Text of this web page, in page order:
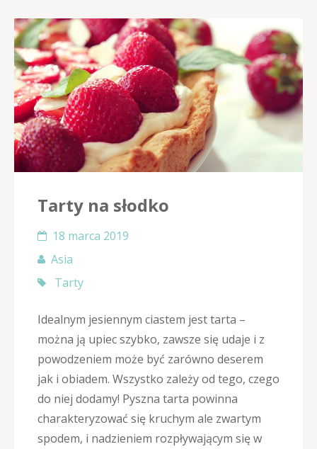
Tarty na słodko
18 marca 2019
Asia
Tarty
Idealnym jesiennym ciastem jest tarta –
można ją upiec szybko, zawsze się udaje i z
powodzeniem może być zarówno deserem
jak i obiadem. Wszystko zależy od tego, czego
do niej dodamy! Pyszna tarta powinna
charakteryzować się kruchym ale zwartym
spodem, i nadzieniem rozpływającym się w